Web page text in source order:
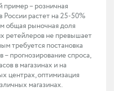
– розничная
России растет на 25-50%
общая рыночная доля
ретейлеров не превышает
требуется постановка
– прогнозирование спроса,
в магазинах и на
центрах, оптимизация
магазинах.